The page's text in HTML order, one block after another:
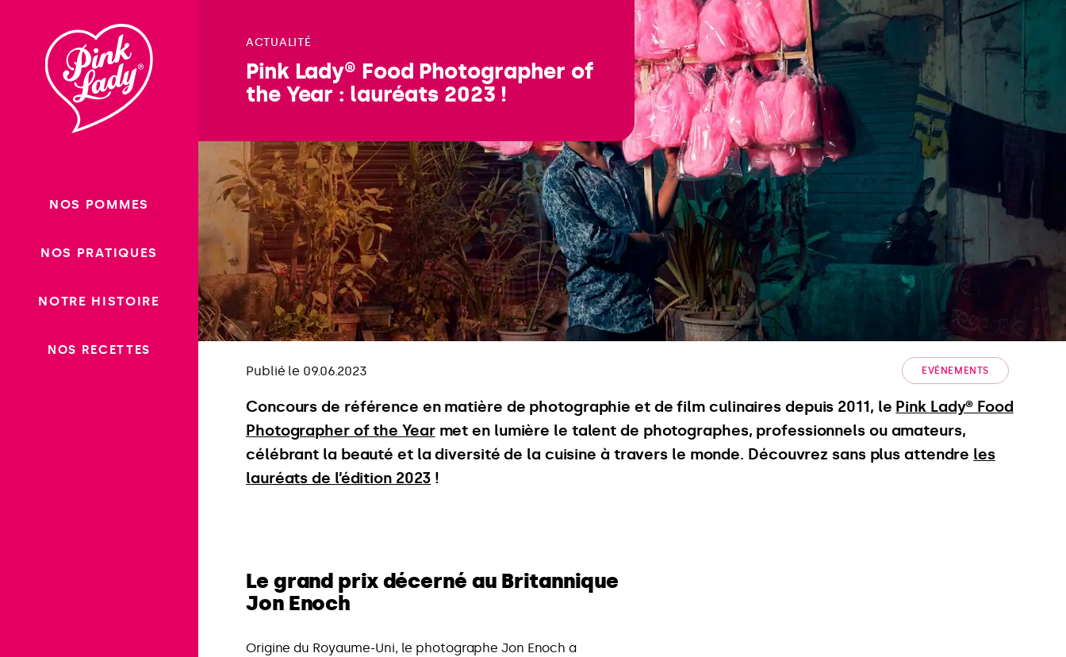
contenu
NOS POMMES
NOS PRATIQUES
NOTRE HISTOIRE
NOS RECETTES
ACTUALITÉ
Pink Lady® Food Photographer of
the Year : lauréats 2023 !
Publié le 09.06.2023 EVÉNEMENTS
Concours de référence en matière de photographie et de film culinaires depuis 2011, le Pink Lady® Food
Photographer of the Yearmet en lumière le talent de photographes, professionnels ou amateurs,
célébrant la beauté et la diversité de la cuisine à travers le monde. Découvrez sans plus attendre les
lauréats de l’édition 2023 !
Le grand prix décerné au Britannique
Jon Enoch
Origine du Royaume-Uni, le photographe Jon Enoch a